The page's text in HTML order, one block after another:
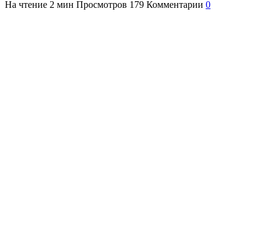
На чтение 2 мин Просмотров 179 Комментарии 0